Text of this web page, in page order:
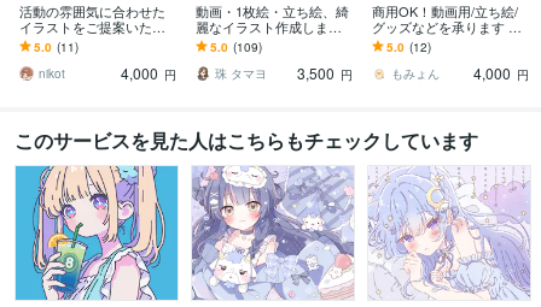
活動の雰囲気に合わせた
イラストをご提案いたし
ます 配信・歌ってみた・
記念日イラストなど幅広
く対応しております
5.0 (11)
nikot
4,000 円
動画・1枚絵・立ち絵、綺
麗なイラスト作成します
MV、動画用、サムネ、挿
絵、歌い手さん、TRPG…
用途様々
5.0 (109)
珠 タマヨ
3,500 円
商用OK！動画用/立ち絵/
グッズなどを承ります 厚
塗りで、あなたの大切な
キャラを丁寧に1枚絵に仕
上げます！
5.0 (12)
もみょん
4,000 円
このサービスを見た人はこちらもチェックしています